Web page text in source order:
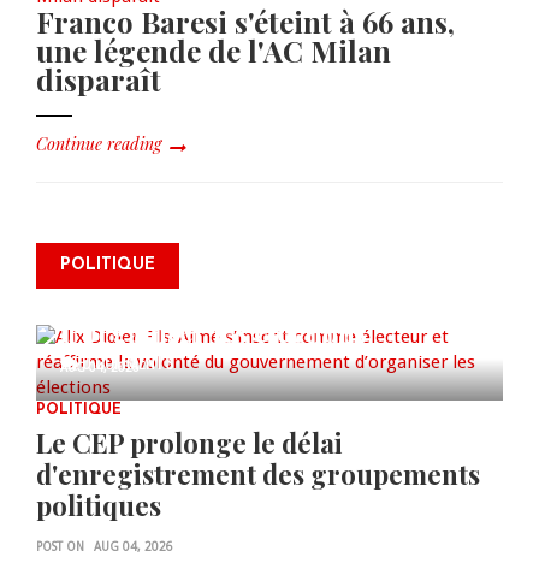
Franco Baresi s'éteint à 66 ans,
une légende de l'AC Milan
disparaît
Continue reading
POLITIQUE
0 COMMENTS
Alix Didier Fils-Aimé s’inscrit
comme électeur et réaffirme la
d’organiser les élections
AUG 04, 2026
POLITIQUE
Le CEP prolonge le délai
d'enregistrement des groupements
politiques
POST ON AUG 04, 2026